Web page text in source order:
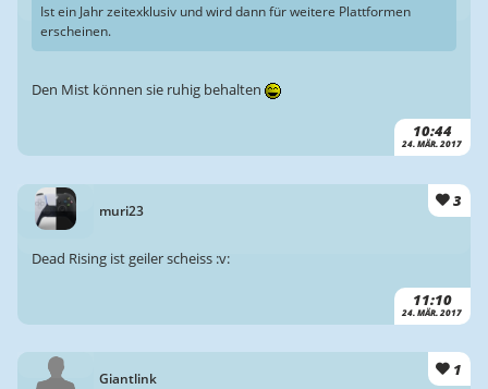
10:44
24. MÄR. 2017
Ist ein Jahr zeitexklusiv und wird dann für weitere Plattformen
erscheinen.
Den Mist können sie ruhig behalten
muri23
3
11:10
24. MÄR. 2017
Dead Rising ist geiler scheiss :v:
Giantlink 1